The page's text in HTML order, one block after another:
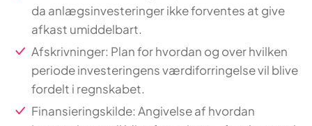
da anlægsinvesteringer ikke forventes at give
afkast umiddelbart.
Afskrivninger: Plan for hvordan og over hvilken
periode investeringens værdiforringelse vil blive
fordelt i regnskabet.
Finansieringskilde: Angivelse af hvordan